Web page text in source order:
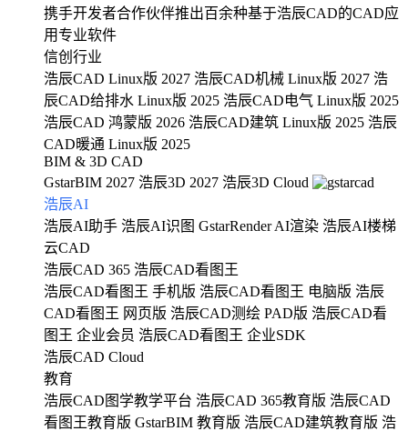
携手开发者合作伙伴推出百余种基于浩辰CAD的CAD应
用专业软件
信创行业
浩辰CAD Linux版 2027 浩辰CAD机械 Linux版 2027 浩
辰CAD给排水 Linux版 2025 浩辰CAD电气 Linux版 2025
浩辰CAD 鸿蒙版 2026 浩辰CAD建筑 Linux版 2025 浩辰
CAD暖通 Linux版 2025
BIM & 3D CAD
GstarBIM 2027 浩辰3D 2027 浩辰3D Cloud
浩辰AI
浩辰AI助手 浩辰AI识图 GstarRender AI渲染 浩辰AI楼梯
云CAD
浩辰CAD 365 浩辰CAD看图王
浩辰CAD看图王 手机版 浩辰CAD看图王 电脑版 浩辰
CAD看图王 网页版 浩辰CAD测绘 PAD版 浩辰CAD看
图王 企业会员 浩辰CAD看图王 企业SDK
浩辰CAD Cloud
教育
浩辰CAD图学教学平台 浩辰CAD 365教育版 浩辰CAD
看图王教育版 GstarBIM 教育版 浩辰CAD建筑教育版 浩